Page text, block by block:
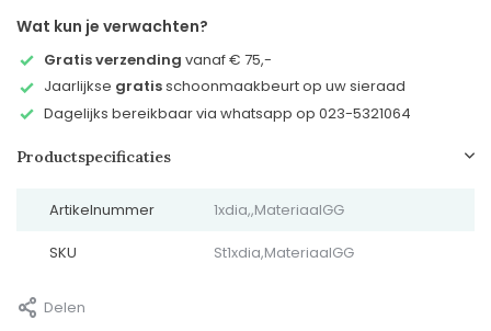
Wat kun je verwachten?
Gratis verzending vanaf € 75,-
Jaarlijkse gratisschoonmaakbeurt op uw sieraad
Dagelijks bereikbaar via whatsapp op 023-5321064
Productspecificaties
Artikelnummer 1xdia,,MateriaalGG
SKU St1xdia,MateriaalGG
Delen